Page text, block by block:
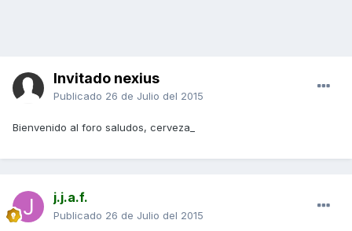
Invitado nexius
Publicado 26 de Julio del 2015
Bienvenido al foro saludos, cerveza_
j.j.a.f.
Publicado 26 de Julio del 2015